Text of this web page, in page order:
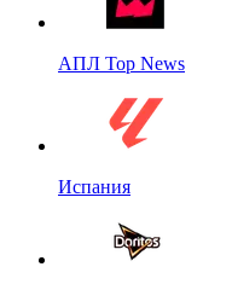
АПЛ Top News
Испания